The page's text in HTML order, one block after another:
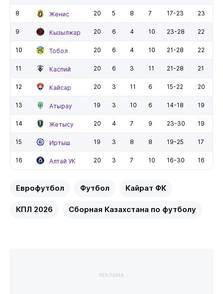
8 Женис 20 5 8 7 17-23 23
9 Кызылжар 20 6 4 10 23-28 22
10 Тобол 20 6 4 10 21-28 22
11 Каспий 20 6 3 11 21-28 21
12 Кайсар 20 3 11 6 15-22 20
13 Атырау 19 3 10 6 14-18 19
14 Жетысу 20 4 7 9 23-30 19
15 Иртыш 19 3 8 8 19-25 17
16 Алтай УК 20 3 7 10 16-30 16
Еврофутбол Футбол Кайрат ФК
КПЛ 2026 Сборная Казахстана по футболу
РЕКЛАМА